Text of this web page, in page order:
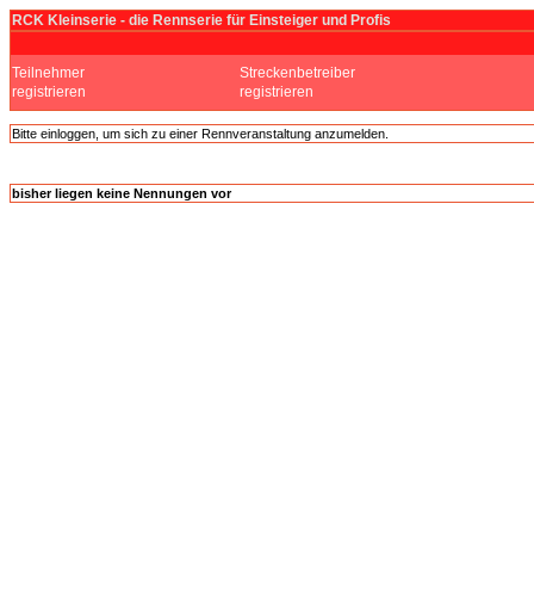
RCK Kleinserie - die Rennserie für Einsteiger und Profis
Teilnehmer
Streckenbetreiber
registrieren
registrieren
Bitte einloggen, um sich zu einer Rennveranstaltung anzumelden.
bisher liegen keine Nennungen vor